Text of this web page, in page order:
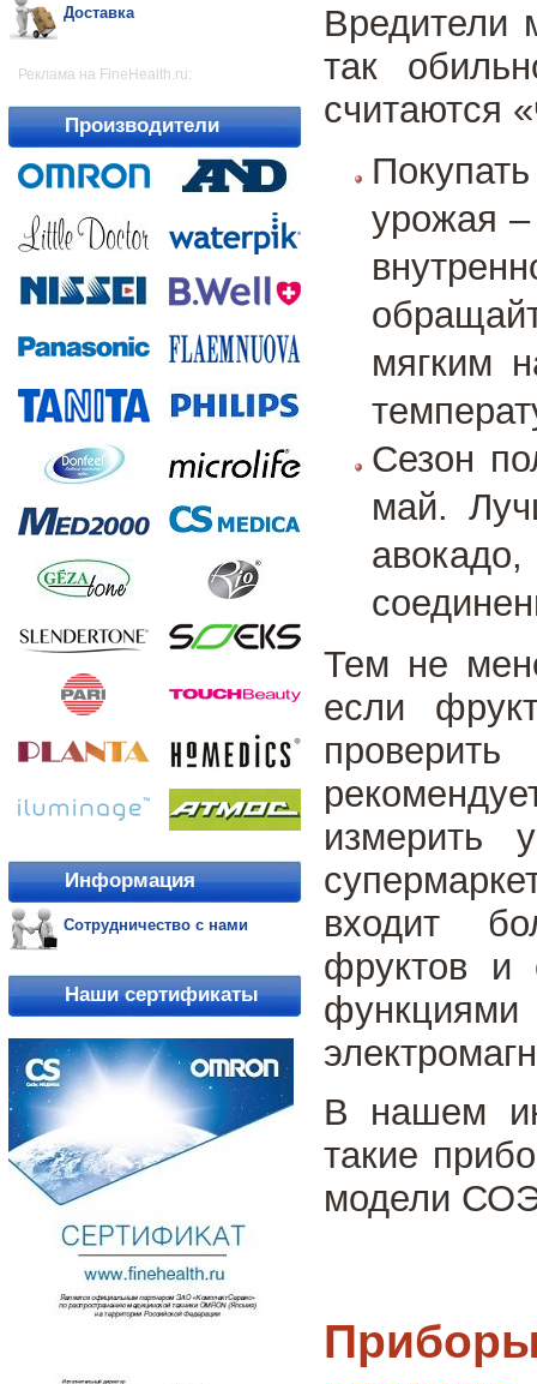
Доставка
Реклама на FineHealth.ru:
Производители
Информация
Сотрудничество с нами
Наши сертификаты
Вредители
так
считаются
урожая –
мягким
Сезон
май.
Тем не
если
измерить
входит
фруктов и
В нашем
такие
модели
Приборы